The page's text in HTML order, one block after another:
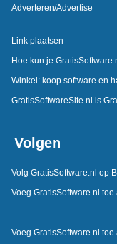
Adverteren/Advertise
Link plaatsen
Hoe kun je
Winkel: koop software en
GratisSoftwareSite.nl is
Volgen
Volg GratisSoftware.nl op
Voeg GratisSoftware.nl
Voeg GratisSoftware.nl